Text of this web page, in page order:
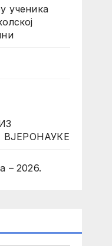
ученика
– 2026.